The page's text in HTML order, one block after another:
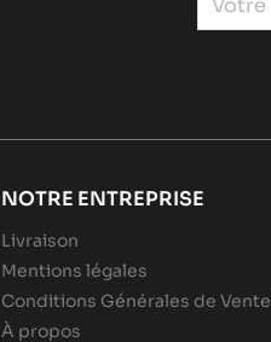
NOTRE ENTREPRISE
Livraison
Mentions légales
Conditions Générales de Vente
À propos